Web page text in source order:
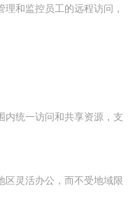
和监控员工的远程访问，
内统一访问和共享资源，支
区灵活办公，而不受地域限